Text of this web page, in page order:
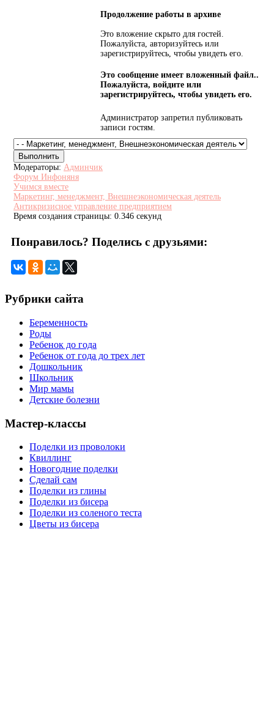
Продолжение работы в архиве
Это вложение скрыто для гостей.
Пожалуйста, авторизуйтесь или
зарегистрируйтесь, чтобы увидеть его.
Это сообщение имеет вложенный файл..
Пожалуйста, войдите или
зарегистрируйтесь, чтобы увидеть его.
Администратор запретил публиковать
записи гостям.
Модераторы: Админчик
Форум Инфоняня
Учимся вместе
Маркетинг, менеджмент, Внешнеэкономическая деятель
Антикризисное управление предприятием
Время создания страницы: 0.346 секунд
Понравилось? Поделись с друзьями:
Рубрики сайта
Беременность
Роды
Ребенок до года
Ребенок от года до трех лет
Дошкольник
Школьник
Мир мамы
Детские болезни
Мастер-классы
Поделки из проволоки
Квиллинг
Новогодние поделки
Сделай сам
Поделки из глины
Поделки из бисера
Поделки из соленого теста
Цветы из бисера